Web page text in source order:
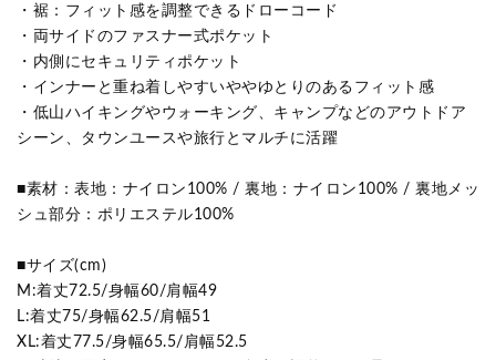
・裾：フィット感を調整できるドローコード
・両サイドのファスナー式ポケット
・内側にセキュリティポケット
・インナーと重ね着しやすいややゆとりのあるフィット感
・低山ハイキングやウォーキング、キャンプなどのアウトドア
シーン、タウンユースや旅行とマルチに活躍
■素材：表地：ナイロン100% / 裏地：ナイロン100% / 裏地メッ
シュ部分：ポリエステル100%
■サイズ(cm)
M:着丈72.5/身幅60/肩幅49
L:着丈75/身幅62.5/肩幅51
XL:着丈77.5/身幅65.5/肩幅52.5